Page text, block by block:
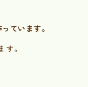
ています。
。